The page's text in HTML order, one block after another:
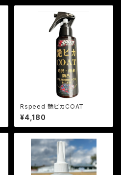
Rspeed 艶ピカCOAT
¥4,180